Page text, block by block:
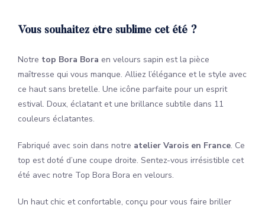
Vous souhaitez être sublime cet été ?
Notre top Bora Bora en velours sapin est la pièce
maîtresse qui vous manque. Alliez l’élégance et le style avec
ce haut sans bretelle. Une icône parfaite pour un esprit
estival. Doux, éclatant et une brillance subtile dans 11
couleurs éclatantes.
Fabriqué avec soin dans notre atelier Varois en France. Ce
top est doté d’une coupe droite. Sentez-vous irrésistible cet
été avec notre Top Bora Bora en velours.
Un haut chic et confortable, conçu pour vous faire briller